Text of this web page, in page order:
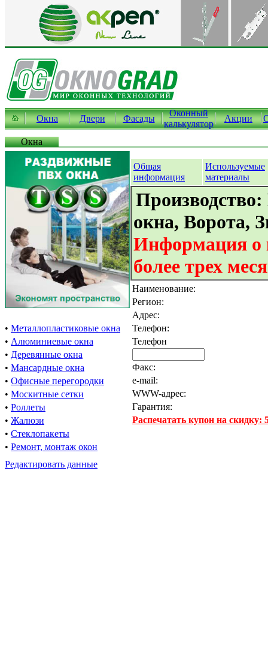
Окна Двери Фасады
Оконный
калькулятор
Акции
Окна
• Металлопластиковые окна
• Алюминиевые окна
• Деревянные окна
• Мансардные окна
• Офисные перегородки
• Москитные сетки
• Роллеты
• Жалюзи
• Стеклопакеты
• Ремонт, монтаж окон
Общая
информация
Используемые
материалы
окна, Ворота,
Информация о
более трех
Наименование:
Регион:
Адрес:
Телефон:
Телефон
Факс:
e-mail:
WWW-адрес:
Гарантия:
Распечатать купон на скидку:
Редактировать данные